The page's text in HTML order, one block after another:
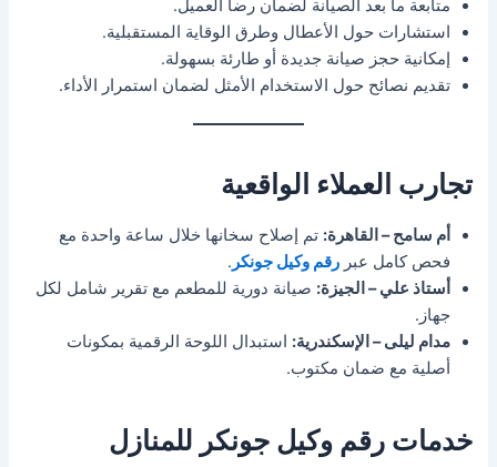
متابعة ما بعد الصيانة لضمان رضا العميل.
استشارات حول الأعطال وطرق الوقاية المستقبلية.
إمكانية حجز صيانة جديدة أو طارئة بسهولة.
تقديم نصائح حول الاستخدام الأمثل لضمان استمرار الأداء.
تجارب العملاء الواقعية
أم سامح – القاهرة: تم إصلاح سخانها خلال ساعة واحدة مع
فحص كامل عبررقم وكيل جونكر .
أستاذ علي – الجيزة: صيانة دورية للمطعم مع تقرير شامل لكل
جهاز.
مدام ليلى – الإسكندرية: استبدال اللوحة الرقمية بمكونات
أصلية مع ضمان مكتوب.
خدمات رقم وكيل جونكر للمنازل